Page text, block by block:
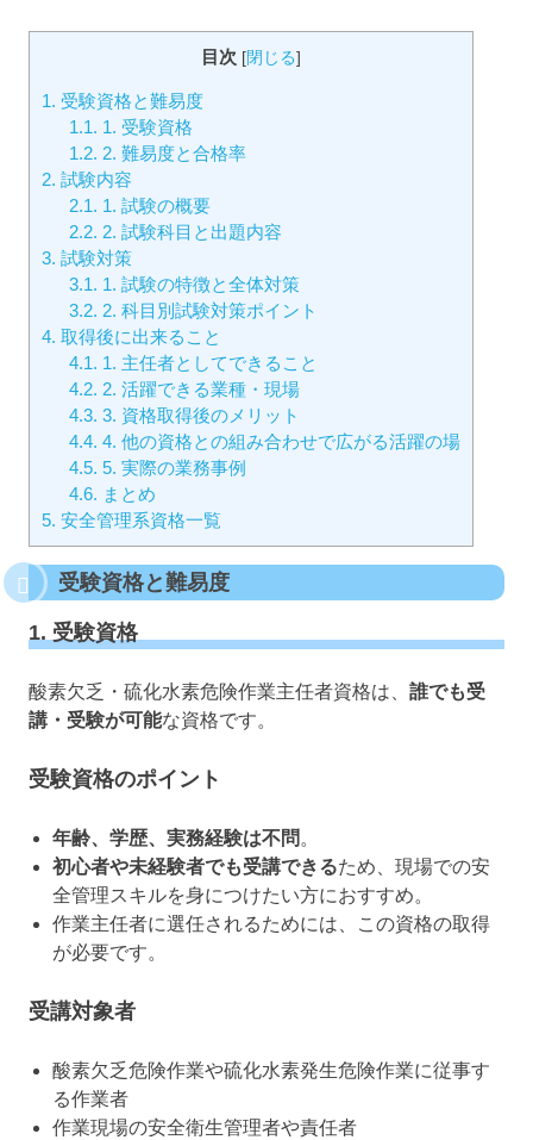
目次 [閉じる]
1. 受験資格と難易度
1.1. 1. 受験資格
1.2. 2. 難易度と合格率
2. 試験内容
2.1. 1. 試験の概要
2.2. 2. 試験科目と出題内容
3. 試験対策
3.1. 1. 試験の特徴と全体対策
3.2. 2. 科目別試験対策ポイント
4. 取得後に出来ること
4.1. 1. 主任者としてできること
4.2. 2. 活躍できる業種・現場
4.3. 3. 資格取得後のメリット
4.4. 4. 他の資格との組み合わせで広がる活躍の場
4.5. 5. 実際の業務事例
4.6. まとめ
5. 安全管理系資格一覧
受験資格と難易度
1. 受験資格
酸素欠乏・硫化水素危険作業主任者資格は、 誰でも受
講・受験が可能な資格です。
受験資格のポイント
年齢、学歴、実務経験は不問 。
初心者や未経験者でも受講できるため、現場での安
全管理スキルを身につけたい方におすすめ。
作業主任者に選任されるためには、この資格の取得
が必要です。
受講対象者
酸素欠乏危険作業や硫化水素発生危険作業に従事す
る作業者
作業現場の安全衛生管理者や責任者